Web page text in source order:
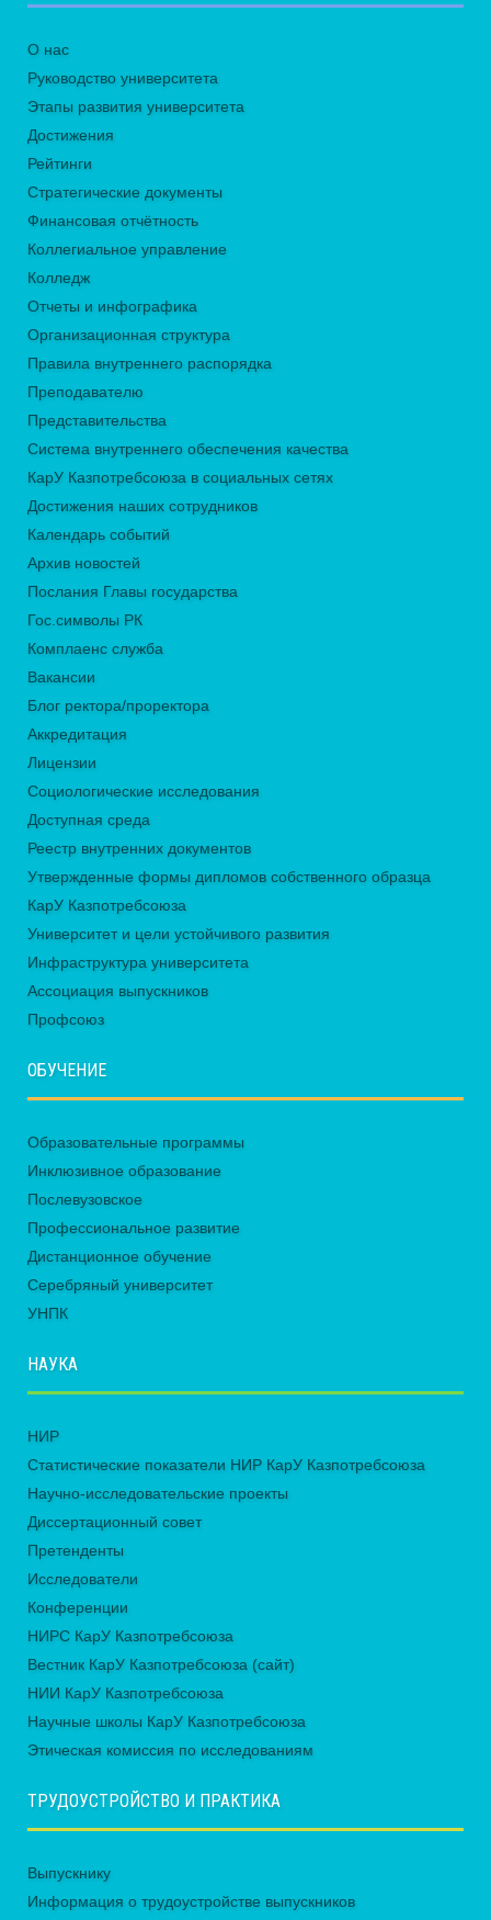
О нас
Руководство университета
Этапы развития университета
Достижения
Рейтинги
Стратегические документы
Финансовая отчётность
Коллегиальное управление
Колледж
Отчеты и инфографика
Организационная структура
Правила внутреннего распорядка
Преподавателю
Представительства
Система внутреннего обеспечения качества
КарУ Казпотребсоюза в социальных сетях
Достижения наших сотрудников
Календарь событий
Архив новостей
Послания Главы государства
Гос.символы РК
Комплаенс служба
Вакансии
Блог ректора/проректора
Аккредитация
Лицензии
Социологические исследования
Доступная среда
Реестр внутренних документов
Утвержденные формы дипломов собственного образца
КарУ Казпотребсоюза
Университет и цели устойчивого развития
Инфраструктура университета
Ассоциация выпускников
Профсоюз
ОБУЧЕНИЕ
Образовательные программы
Инклюзивное образование
Послевузовское
Профессиональное развитие
Дистанционное обучение
Серебряный университет
УНПК
НАУКА
НИР
Статистические показатели НИР КарУ Казпотребсоюза
Научно-исследовательские проекты
Диссертационный совет
Претенденты
Исследователи
Конференции
НИРС КарУ Казпотребсоюза
Вестник КарУ Казпотребсоюза (сайт)
НИИ КарУ Казпотребсоюза
Научные школы КарУ Казпотребсоюза
Этическая комиссия по исследованиям
ТРУДОУСТРОЙСТВО И ПРАКТИКА
Выпускнику
Информация о трудоустройстве выпускников